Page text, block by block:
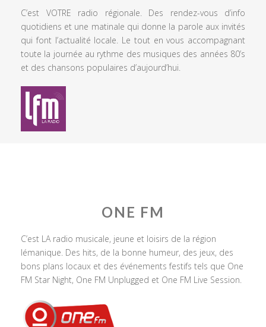
C’est VOTRE radio régionale. Des rendez-vous d’info
quotidiens et une matinale qui donne la parole aux invités
qui font l’actualité locale. Le tout en vous accompagnant
toute la journée au rythme des musiques des années 80’s
et des chansons populaires d’aujourd’hui.
ONE FM
C’est LA radio musicale, jeune et loisirs de la région
lémanique. Des hits, de la bonne humeur, des jeux, des
bons plans locaux et des événements festifs tels que One
FM Star Night, One FM Unplugged et One FM Live Session.